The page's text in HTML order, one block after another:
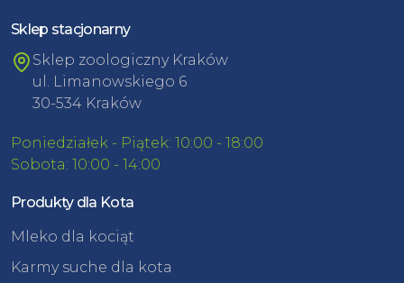
Sklep stacjonarny
Sklep zoologiczny Kraków
ul. Limanowskiego 6
30-534 Kraków
Poniedziałek - Piątek: 10:00 - 18:00
Sobota: 10:00 - 14:00
Produkty dla Kota
Mleko dla kociąt
Karmy suche dla kota